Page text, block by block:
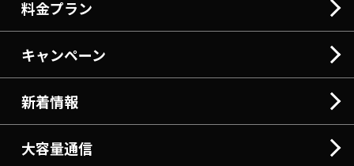
料金プラン
キャンペーン
新着情報
大容量通信